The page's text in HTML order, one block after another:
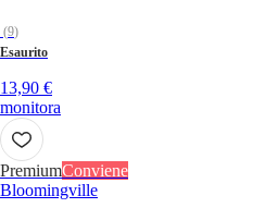
(9)
Esaurito
13,90 €
monitora
PremiumConviene
Bloomingville